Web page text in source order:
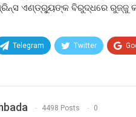
ପ୍ରିନ୍ସ ଏଣ୍ଡ୍ର୍ୟୁଙ୍କ ବିରୁଦ୍ଧରେ ରୁଜ୍ଜୁ
Telegram Twitter
4498 Posts 0